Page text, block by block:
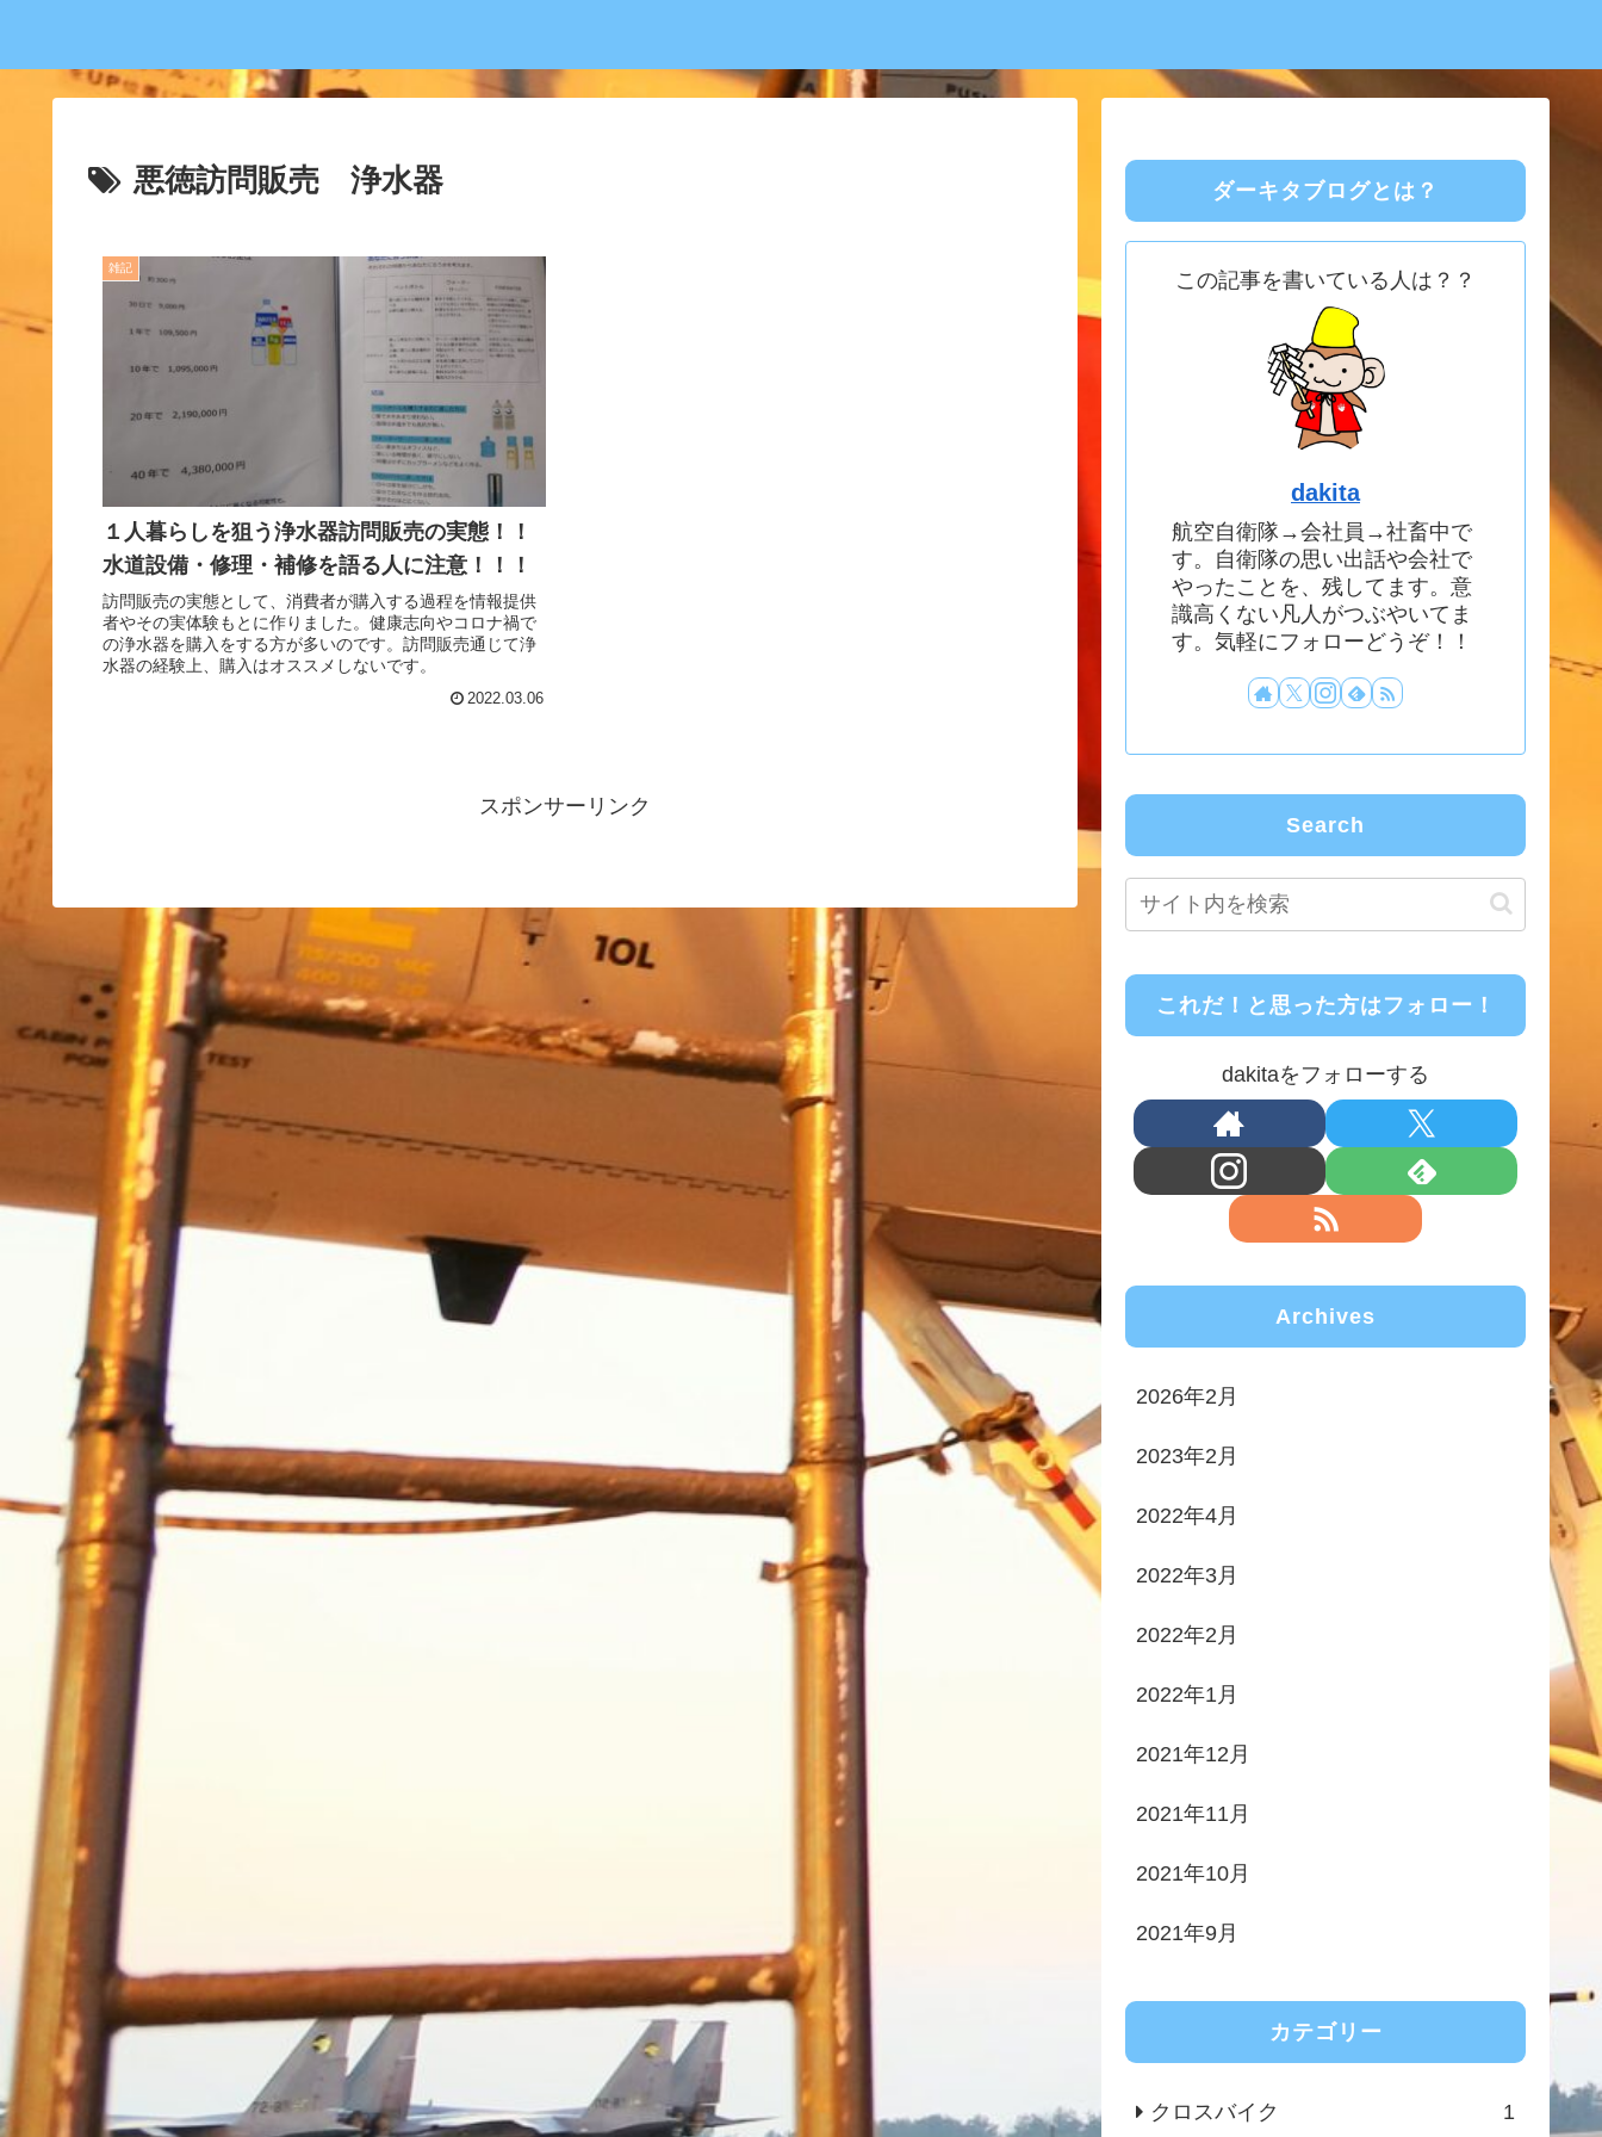
悪徳訪問販売 浄水器
雑記
１人暮らしを狙う浄水器訪問販売の実態！！
水道設備・修理・補修を語る人に注意！！！
訪問販売の実態として、消費者が購入する過程を情報提供
者やその実体験もとに作りました。健康志向やコロナ禍で
の浄水器を購入をする方が多いのです。訪問販売通じて浄
水器の経験上、購入はオススメしないです。
2022.03.06
スポンサーリンク
ダーキタブログとは？
この記事を書いている人は？？
dakita
航空自衛隊→会社員→社畜中で
す。自衛隊の思い出話や会社で
やったことを、残してます。意
識高くない凡人がつぶやいてま
す。気軽にフォローどうぞ！！
Search
これだ！と思った方はフォロー！
dakitaをフォローする
Archives
2026年2月
2023年2月
2022年4月
2022年3月
2022年2月
2022年1月
2021年12月
2021年11月
2021年10月
2021年9月
カテゴリー
クロスバイク 1